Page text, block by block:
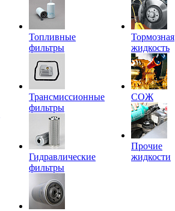
Топливные
фильтры
Трансмиссионные
фильтры
Гидравлические
фильтры
Тормозная
жидкость
СОЖ
Прочие
жидкости